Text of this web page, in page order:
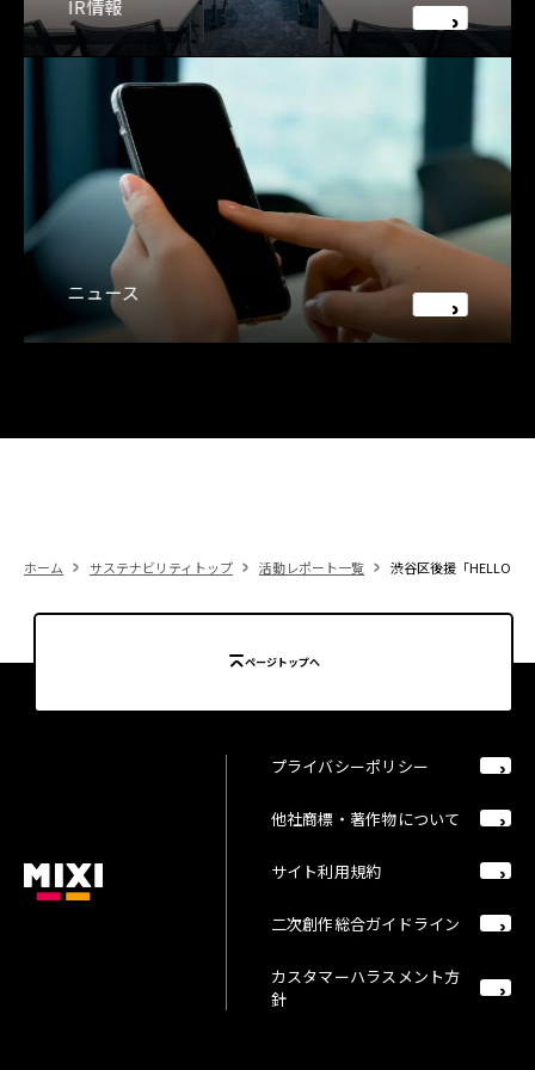
IR情報
ニュース
ホーム サステナビリティトップ 活動レポート一覧 渋谷区後援「HELLO!
ページトップへ
プライバシーポリシー
他社商標・著作物について
サイト利用規約
二次創作総合ガイドライン
カスタマーハラスメント方
針